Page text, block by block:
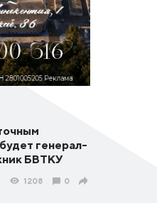
генерал-
БВТКУ
1208 0